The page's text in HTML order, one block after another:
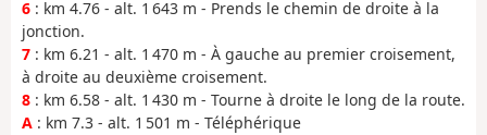
6 : km 4.76 - alt. 1 643 m - Prends le chemin de droite à la
jonction.
7 : km 6.21 - alt. 1 470 m - À gauche au premier croisement,
à droite au deuxième croisement.
8 : km 6.58 - alt. 1 430 m - Tourne à droite le long de la route.
A : km 7.3 - alt. 1 501 m - Téléphérique